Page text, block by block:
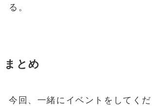
る。
まとめ
今回、一緒にイベントをしてく